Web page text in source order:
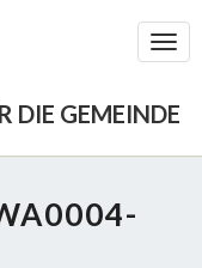
DIE GEMEINDE